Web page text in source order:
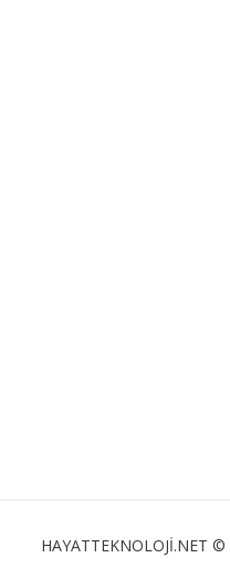
HAYATTEKNOLOJİ.NET ©